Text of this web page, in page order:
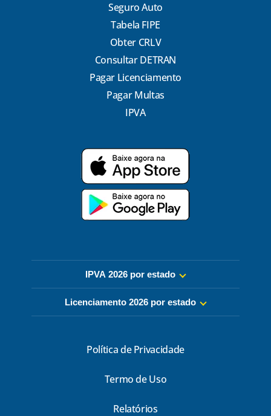
Seguro Auto
Tabela FIPE
Obter CRLV
Consultar DETRAN
Pagar Licenciamento
Pagar Multas
IPVA
IPVA 2026 por estado
Licenciamento 2026 por estado
Política de Privacidade
Termo de Uso
Relatórios